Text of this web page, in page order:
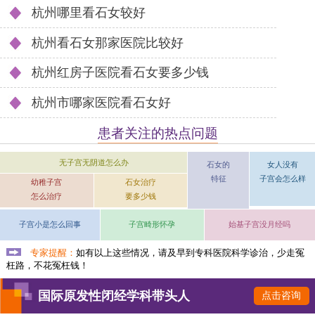
杭州哪里看石女较好
杭州看石女那家医院比较好
杭州红房子医院看石女要多少钱
杭州市哪家医院看石女好
患者关注的热点问题
无子宫无阴道怎么办
幼稚子宫
怎么治疗
石女治疗
要多少钱
石女的
特征
女人没有
子宫会怎么样
子宫小是怎么回事 子宫畸形怀孕 始基子宫没月经吗
专家提醒：如有以上这些情况，请及早到专科医院科学诊治，少走冤
枉路，不花冤枉钱！
国际原发性闭经学科带头人 点击咨询